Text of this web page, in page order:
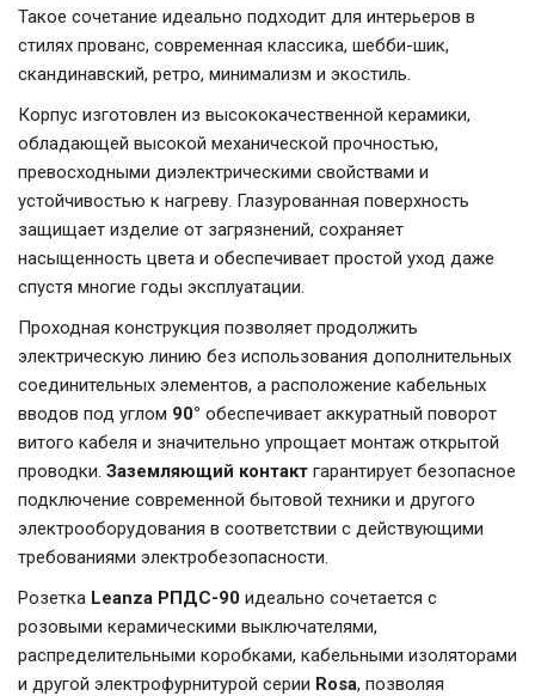
Такое сочетание идеально подходит для интерьеров в
стилях прованс, современная классика, шебби-шик,
скандинавский, ретро, минимализм и экостиль.
Корпус изготовлен из высококачественной керамики,
обладающей высокой механической прочностью,
превосходными диэлектрическими свойствами и
устойчивостью к нагреву. Глазурованная поверхность
защищает изделие от загрязнений, сохраняет
насыщенность цвета и обеспечивает простой уход даже
спустя многие годы эксплуатации.
Проходная конструкция позволяет продолжить
электрическую линию без использования дополнительных
соединительных элементов, а расположение кабельных
вводов под углом 90° обеспечивает аккуратный поворот
витого кабеля и значительно упрощает монтаж открытой
проводки. Заземляющий контакт гарантирует безопасное
подключение современной бытовой техники и другого
электрооборудования в соответствии с действующими
требованиями электробезопасности.
Розетка Leanza РПДС-90 идеально сочетается с
розовыми керамическими выключателями,
распределительными коробками, кабельными изоляторами
и другой электрофурнитурой серии Rosa, позволяя